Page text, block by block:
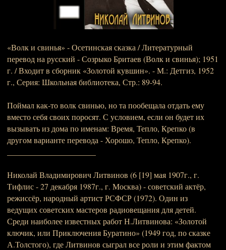
«Волк и свинья» - Осетинская сказка / Литературный
перевод на русский - Созрыко Бритаев (Волк и свинья); 1951
г. / Входит в сборник «Золотой кувшин». - М.: Детгиз, 1952
г., Серия: Школьная библиотека, Стр.: 89-94.
Поймал как-то волк свинью, но та пообещала отдать ему
вместо себя своих поросят. С условием, если он будет их
вызывать из дома по именам: Время, Тепло, Крепко (в
другом варианте перевода - Хорошо, Тепло, Крепко).
Николай Владимирович Литвинов (6 [19] мая 1907г., г.
Тифлис - 27 декабря 1987г., г. Москва) - советский актёр,
режиссёр, народный артист РСФСР (1972). Один из
ведущих советских мастеров радиовещания для детей.
Среди наиболее известных работ Н.Литвинова: «Золотой
ключик, или Приключения Буратино» (1949 год, по сказке
А.Толстого), где Литвинов сыграл все роли и этим фактом